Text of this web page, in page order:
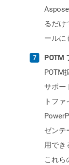
るだけ
ールに
POTM
POTM
サポー
トファ
ゼンテ
用でき
これら